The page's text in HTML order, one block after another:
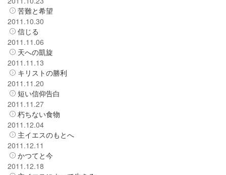
苦難と希望
2011.10.30
信じる
2011.11.06
天への凱旋
2011.11.13
キリストの勝利
2011.11.20
短い信仰告白
2011.11.27
朽ちない食物
2011.12.04
主イエスのもとへ
2011.12.11
かつてと今
2011.12.18